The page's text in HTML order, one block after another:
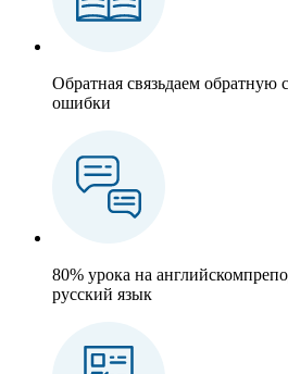
Обратная связьдаем обратную
ошибки
80% урока на английском
русский язык